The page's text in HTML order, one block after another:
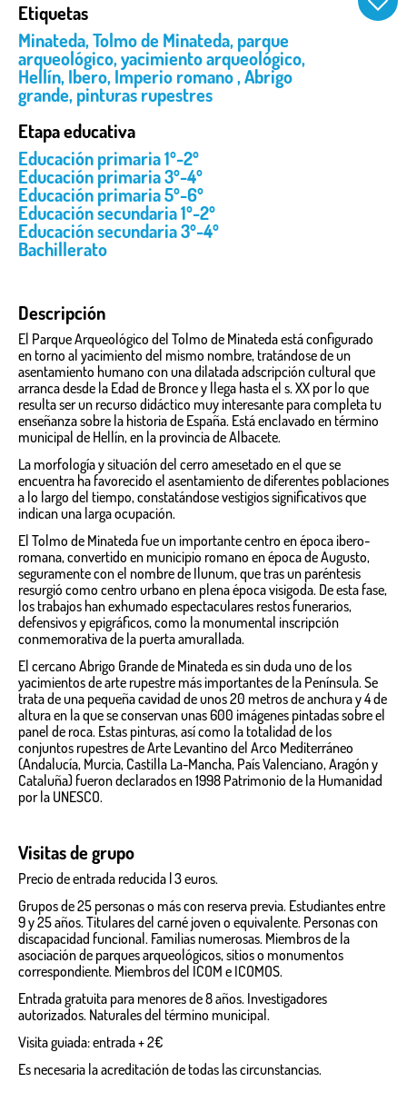
Etiquetas
Minateda,Tolmo de Minateda,parque
arqueológico,yacimiento arqueológico,
Hellín,Ibero,Imperio romano,Abrigo
grande,pinturas rupestres
Etapa educativa
Educación primaria 1º-2º
Educación primaria 3º-4º
Educación primaria 5º-6º
Educación secundaria 1º-2º
Educación secundaria 3º-4º
Bachillerato
Descripción
El Parque Arqueológico del Tolmo de Minateda está configurado
en torno al yacimiento del mismo nombre, tratándose de un
asentamiento humano con una dilatada adscripción cultural que
arranca desde la Edad de Bronce y llega hasta el s. XX por lo que
resulta ser un recurso didáctico muy interesante para completa tu
enseñanza sobre la historia de España. Está enclavado en término
municipal de Hellín, en la provincia de Albacete.
La morfología y situación del cerro amesetado en el que se
encuentra ha favorecido el asentamiento de diferentes poblaciones
a lo largo del tiempo, constatándose vestigios significativos que
indican una larga ocupación.
El Tolmo de Minateda fue un importante centro en época ibero-
romana, convertido en municipio romano en época de Augusto,
seguramente con el nombre de Ilunum, que tras un paréntesis
resurgió como centro urbano en plena época visigoda. De esta fase,
los trabajos han exhumado espectaculares restos funerarios,
defensivos y epigráficos, como la monumental inscripción
conmemorativa de la puerta amurallada.
El cercano Abrigo Grande de Minateda es sin duda uno de los
yacimientos de arte rupestre más importantes de la Península. Se
trata de una pequeña cavidad de unos 20 metros de anchura y 4 de
altura en la que se conservan unas 600 imágenes pintadas sobre el
panel de roca. Estas pinturas, así como la totalidad de los
conjuntos rupestres de Arte Levantino del Arco Mediterráneo
(Andalucía, Murcia, Castilla La-Mancha, País Valenciano, Aragón y
Cataluña) fueron declarados en 1998 Patrimonio de la Humanidad
por la UNESCO.
Visitas de grupo
Precio de entrada reducida | 3 euros.
Grupos de 25 personas o más con reserva previa. Estudiantes entre
9 y 25 años. Titulares del carné joven o equivalente. Personas con
discapacidad funcional. Familias numerosas. Miembros de la
asociación de parques arqueológicos, sitios o monumentos
correspondiente. Miembros del ICOM e ICOMOS.
Entrada gratuita para menores de 8 años. Investigadores
autorizados. Naturales del término municipal.
Visita guiada: entrada + 2€
Es necesaria la acreditación de todas las circunstancias.